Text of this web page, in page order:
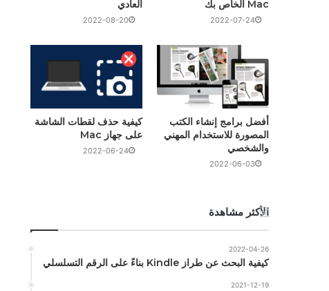
العادي
2022-08-20
Mac الخاص بك
2022-07-24
كيفية حذف لقطات الشاشة
على جهاز Mac
2022-06-24
أفضل برامج إنشاء الكتب
المصورة للاستخدام المهني
والشخصي
2022-06-03
الأكثر مشاهدة
2022-04-26
كيفية البحث عن طراز Kindle بناءً على الرقم التسلسلي
2021-12-19